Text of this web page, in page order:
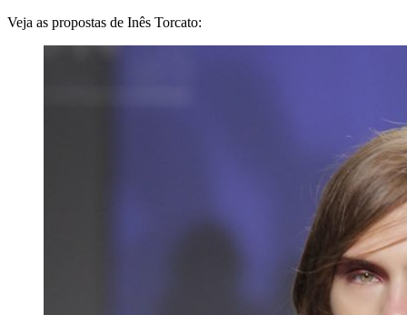
Veja as propostas de Inês Torcato: